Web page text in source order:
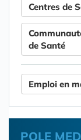
Centres de
de Santé
Emploi en
POLE